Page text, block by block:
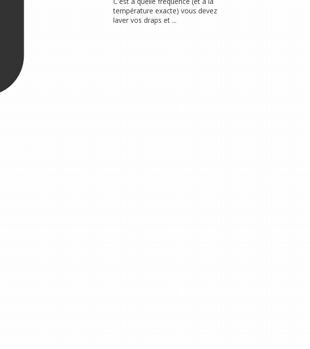
température exacte) vous devez
laver vos draps et ...